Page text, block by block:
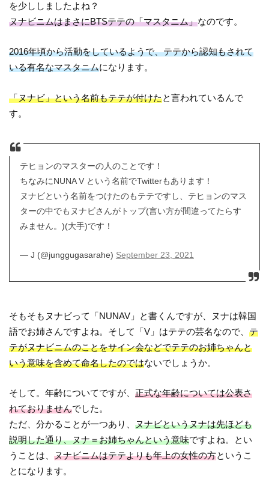
を少ししましたよね？
ヌナビニムはまさにBTSテテの「マスタニム」なのです。
2016年頃から活動をしているようで、テテから認知もされて
いる有名なマスタニムになります。
「ヌナビ」という名前もテテが付けたと言われているんで
す。
テヒョンのマスターの人のことです！
ちなみにNUNA V という名前でTwitterもあります！
ヌナビという名前をつけたのもテテですし、テヒョンのマス
ターの中でもヌナビさんがトップ(言い方が間違ってたらす
みません。)(大手)です！
— J (@junggugasarahe) September 23, 2021
そもそもヌナビって「NUNAV」と書くんですが、ヌナは韓国
語でお姉さんですよね。そして「V」はテテの芸名なので、テ
テがヌナビニムのことをサイン会などでテテのお姉ちゃんと
いう意味を含めて命名したのではないでしょうか。
そして。年齢についてですが、正式な年齢については公表さ
れておりませんでした。
ただ、分かることが一つあり、ヌナビというヌナは先ほども
説明した通り、ヌナ＝お姉ちゃんという意味ですよね。とい
うことは、ヌナビニムはテテよりも年上の女性の方というこ
とになります。